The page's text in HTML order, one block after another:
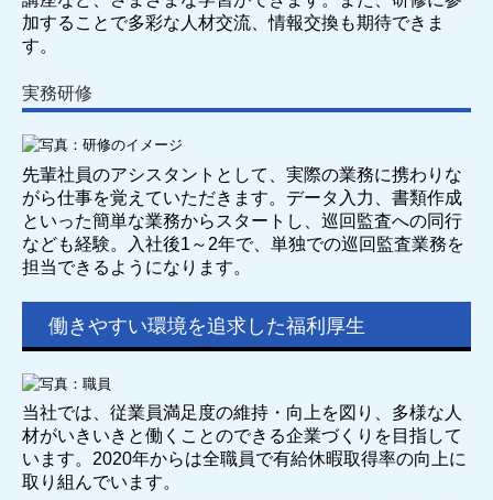
募集要項
エントリーフォーム
加することで多彩な人材交流、情報交換も期待できま
す。
実務研修
先輩社員のアシスタントとして、実際の業務に携わりな
がら仕事を覚えていただきます。データ入力、書類作成
といった簡単な業務からスタートし、巡回監査への同行
なども経験。入社後1～2年で、単独での巡回監査業務を
担当できるようになります。
働きやすい環境を追求した福利厚生
当社では、従業員満足度の維持・向上を図り、多様な人
材がいきいきと働くことのできる企業づくりを目指して
います。2020年からは全職員で有給休暇取得率の向上に
取り組んでいます。